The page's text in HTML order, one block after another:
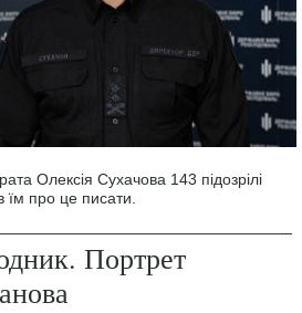
Олексія Сухачова 143 підозрілі
їм про це писати.
Портрет